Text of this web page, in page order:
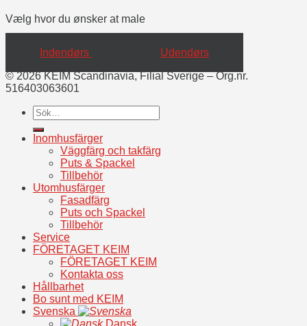
Vælg hvor du ønsker at male
Indendørs
Udendørs
© 2026 KEIM Scandinavia, Filial Sverige – Org.nr.
516403063601
Sök
efter:
Inomhusfärger
Väggfärg och takfärg
Puts & Spackel
Tillbehör
Utomhusfärger
Fasadfärg
Puts och Spackel
Tillbehör
Service
FÖRETAGET KEIM
FÖRETAGET KEIM
Kontakta oss
Hållbarhet
Bo sunt med KEIM
Svenska
Dansk